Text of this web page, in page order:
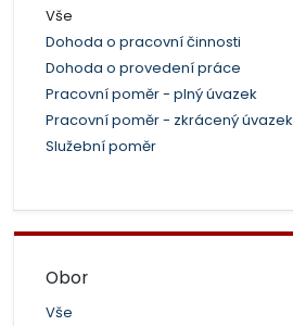
Vše
Dohoda o pracovní činnosti
Dohoda o provedení práce
Pracovní poměr - plný úvazek
Pracovní poměr - zkrácený úvazek
Služební poměr
Obor
Vše